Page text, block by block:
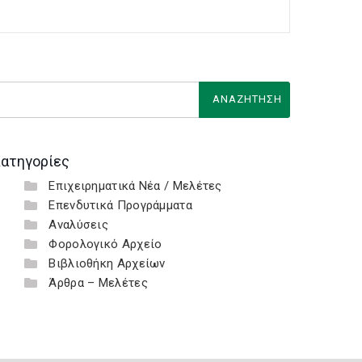
Επιχειρηματικά Νέα / Μελέτες
Επενδυτικά Προγράμματα
Αναλύσεις
Φορολογικό Αρχείο
Βιβλιοθήκη Αρχείων
Άρθρα – Μελέτες